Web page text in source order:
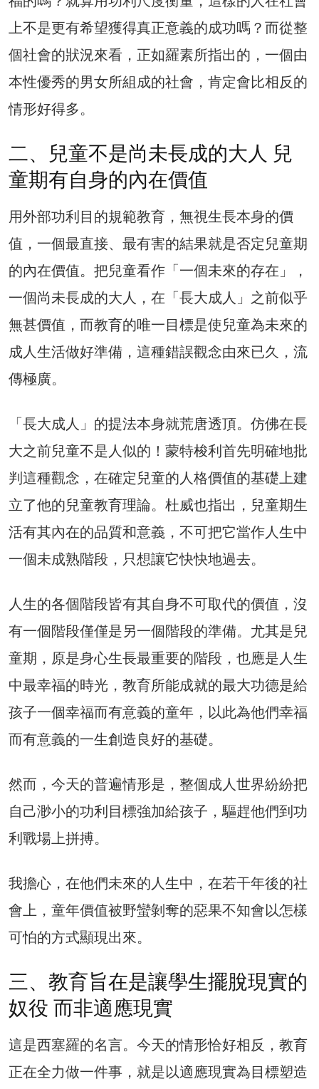
上不是更有希望獲得真正意義的成功嗎？而從整
個社會的狀況來看，正如羅素所指出的，一個由
本性優秀的男女所組成的社會，肯定會比相反的
情形好得多。
二、兒童不是尚未長成的大人 兒
童期有自身的內在價值
用外部功利目的規範教育，無視生長本身的價
值，一個最直接、最有害的結果就是否定兒童期
的內在價值。把兒童看作「一個未來的存在」，
一個尚未長成的大人，在「長大成人」之前似乎
無甚價值，而教育的唯一目標是使兒童為未來的
成人生活做好準備，這種錯誤觀念由來已久，流
傳極廣。
「長大成人」的提法本身就荒唐透頂。仿佛在長
大之前兒童不是人似的！蒙特梭利首先明確地批
判這種觀念，在確定兒童的人格價值的基礎上建
立了他的兒童教育理論。杜威也指出，兒童期生
活有其內在的品質和意義，不可把它當作人生中
一個未成熟階段，只想讓它快快地過去。
人生的各個階段皆有其自身不可取代的價值，沒
有一個階段僅僅是另一個階段的準備。尤其是兒
童期，原是身心生長最重要的階段，也應是人生
中最幸福的時光，教育所能成就的最大功德是給
孩子一個幸福而有意義的童年，以此為他們幸福
而有意義的一生創造良好的基礎。
然而，今天的普遍情形是，整個成人世界紛紛把
自己渺小的功利目標強加給孩子，驅趕他們到功
利戰場上拼搏。
我擔心，在他們未來的人生中，在若干年後的社
會上，童年價值被野蠻剝奪的惡果不知會以怎樣
可怕的方式顯現出來。
三、教育旨在是讓學生擺脫現實的
奴役 而非適應現實
這是西塞羅的名言。今天的情形恰好相反，教育
正在全力做一件事，就是以適應現實為目標塑造